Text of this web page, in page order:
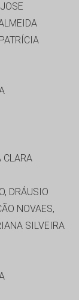
CLARA
DRÁUSIO
NOVAES,
SILVEIRA